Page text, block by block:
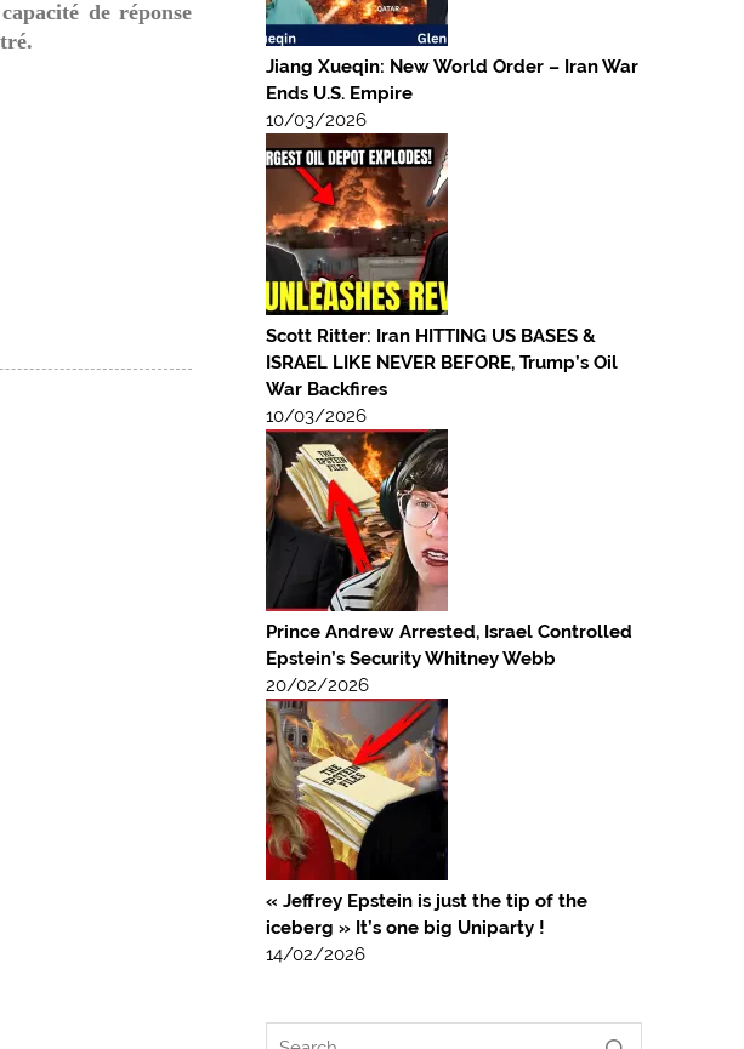
de réponse
Jiang Xueqin: New World Order – Iran War
Ends U.S. Empire
10/03/2026
Scott Ritter: Iran HITTING US BASES &
ISRAEL LIKE NEVER BEFORE, Trump’s Oil
War Backfires
10/03/2026
Prince Andrew Arrested, Israel Controlled
Epstein’s Security Whitney Webb
20/02/2026
« Jeffrey Epstein is just the tip of the
iceberg » It’s one big Uniparty !
14/02/2026